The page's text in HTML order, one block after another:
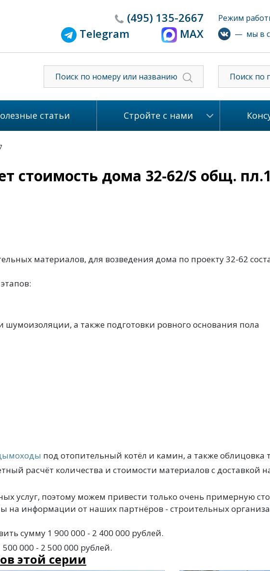
(495) 135-2667
Telegram
MAX
Режим
— мы в
Поиск по
статьи Стройте с нами
стоимость дома 32-62/S общ.
материалов, для возведения дома по проекту 32-62
а также подготовки ровного основания пола
под отопительный котёл и камин, а также облицовка
расчёт количества и стоимости материалов с доставкой
услуг, поэтому можем привести только очень примерную
на информации от наших партнёров - строительных
сумму 1 900 000 - 2 400 000 рублей.
000 - 2 500 000 рублей.
этой серии